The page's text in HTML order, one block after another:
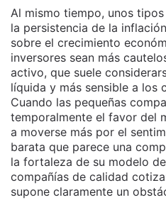
Al mismo tiempo, unos
la persistencia de la
sobre el crecimiento
inversores sean más
activo, que suele
líquida y más sensible a los
Cuando las pequeñas
temporalmente el favor del
a moverse más por el
barata que parece una
la fortaleza de su modelo
compañías de calidad
supone claramente un